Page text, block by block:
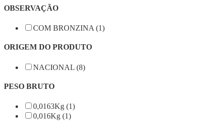
OBSERVAÇÃO
COM BRONZINA (1)
ORIGEM DO PRODUTO
NACIONAL (8)
PESO BRUTO
0,0163Kg (1)
0,016Kg (1)